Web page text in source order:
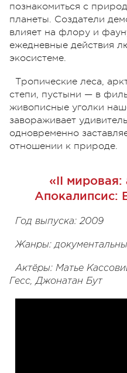
познакомиться с
планеты. Создатели
влияет на флору и
ежедневные действия
экосистеме.
Тропические леса,
степи, пустыни — в
живописные уголки
завораживает
одновременно
отношении к природе.
«II мировая:
Апокалипсис:
Год выпуска: 2009
Жанры:
Актёры: Матье
Гесс, Джонатан Бут